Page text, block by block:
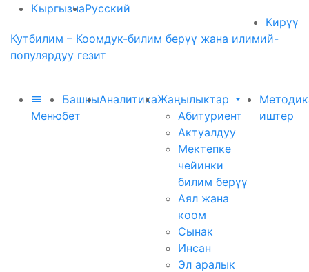
КыргызчаРусский
Кирүү
Кутбилим – Коомдук-билим берүү жана илимий-
популярдуу гезит
Меню
Башкы
бет
АналитикаЖаңылыктар
Абитуриент
Актуалдуу
Мектепке
чейинки
билим берүү
Аял жана
коом
Сынак
Инсан
Эл аралык
иштер